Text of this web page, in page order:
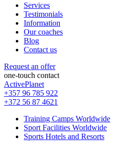
Services
Testimonials
Information
Our coaches
Blog
Contact us
Request an offer
one-touch contact
ActivePlanet
+357 96 785 922
+372 56 87 4621
Training Camps Worldwide
Sport Facilities Worldwide
Sports Hotels and Resorts